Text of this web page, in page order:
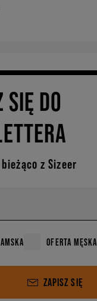
DO
z Sizeer
OFERTA MĘSKA
ZAPISZ SIĘ